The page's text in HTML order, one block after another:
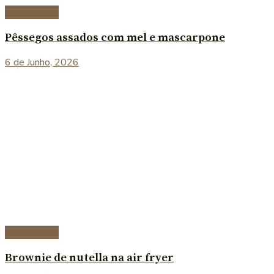
Pêssegos assados com mel e mascarpone
6 de Junho, 2026
Brownie de nutella na air fryer